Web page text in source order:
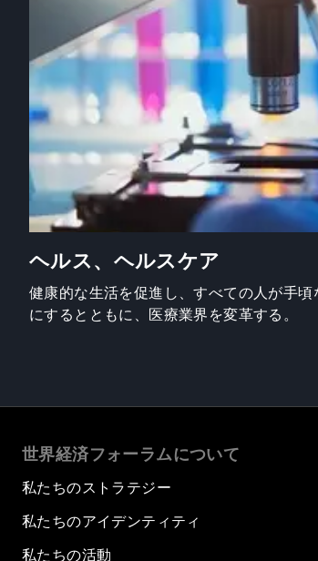
ヘルス、ヘルスケア
健康的な生活を促進し、すべての人が手
にするとともに、医療業界を変革する。
世界経済フォーラムについて
私たちのストラテジー
私たちのアイデンティティ
私たちの活動